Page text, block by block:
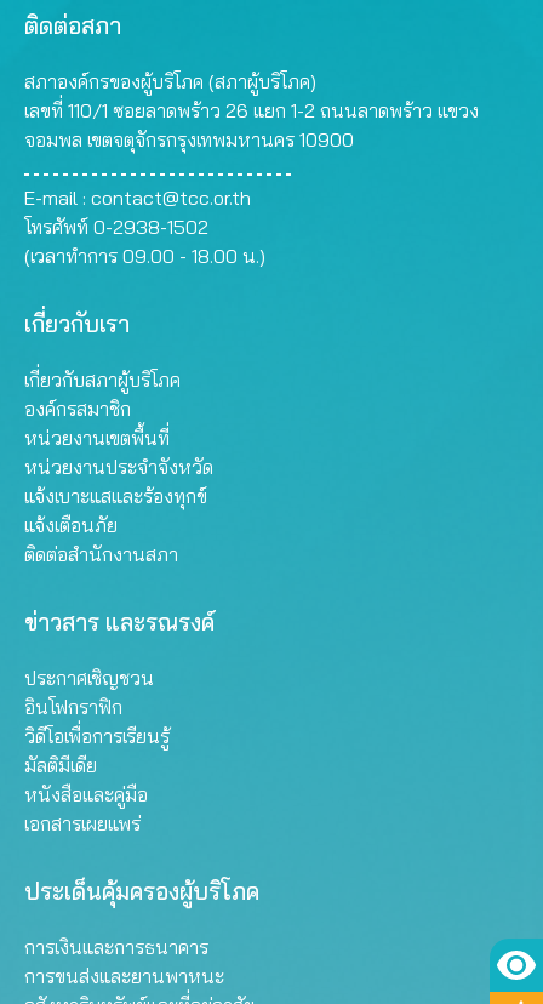
ติดต่อสภา
สภาองค์กรของผู้บริโภค (สภาผู้บริโภค)
เลขที่ 110/1 ซอยลาดพร้าว 26 แยก 1-2 ถนนลาดพร้าว แขวง
จอมพล เขตจตุจักรกรุงเทพมหานคร 10900
E-mail : contact@tcc.or.th
โทรศัพท์ 0-2938-1502
(เวลาทำการ 09.00 - 18.00 น.)
เกี่ยวกับเรา
เกี่ยวกับสภาผู้บริโภค
องค์กรสมาชิก
หน่วยงานเขตพื้นที่
หน่วยงานประจำจังหวัด
แจ้งเบาะแสและร้องทุกข์
แจ้งเตือนภัย
ติดต่อสำนักงานสภา
ข่าวสาร และรณรงค์
ประกาศเชิญชวน
อินโฟกราฟิก
วิดีโอเพื่อการเรียนรู้
มัลติมีเดีย
หนังสือและคู่มือ
เอกสารเผยแพร่
ประเด็นคุ้มครองผู้บริโภค
การเงินและการธนาคาร
การขนส่งและยานพาหนะ